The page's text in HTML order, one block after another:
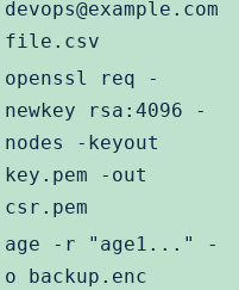
devops@example.com
file.csv
openssl req -
newkey rsa:4096 -
nodes -keyout
key.pem -out
csr.pem
age -r "age1..." -
o backup.enc